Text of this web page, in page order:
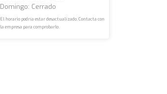
Domingo: Cerrado
El horario podría estar desactualizado. Contacta con
la empresa para comprobarlo.